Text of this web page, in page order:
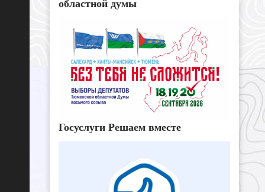
областной думы
Госуслуги Решаем вместе